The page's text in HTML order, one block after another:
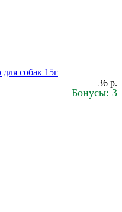
собак 15г
36 р.
Бонусы: 3